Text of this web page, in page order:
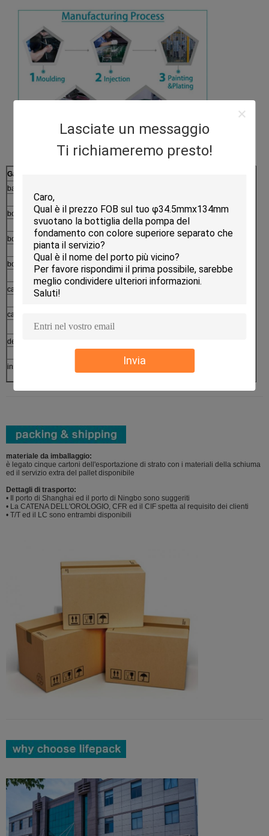
Lasciate un messaggio
Ti richiameremo presto!
Invia
Gamma di prodotti
barattolo acrilico
bottiglia senz'aria
Iniezione
→
bottiglia della lozione
Paiting e placcatura
bottiglia della pompa
Serigrafia
→
cassa sciolta della polvere
cassa del cuscino
deodorante in stick
insieme d'imballaggio dello skincare
materiale da imballaggio:
è legato cinque cartoni dell'esportazione di strato con i materiali della schiuma
ed il servizio extra del pallet disponibile
Dettagli di trasporto:
• Il porto di Shanghai ed il porto di Ningbo sono suggeriti
• La CATENA DELL'OROLOGIO, CFR ed il CIF spetta al requisito dei clienti
• T/T ed il LC sono entrambi disponibili